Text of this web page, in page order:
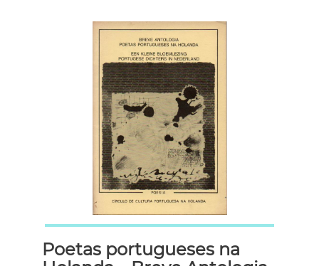
Poetas portugueses na